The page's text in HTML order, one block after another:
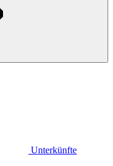
Unterkünfte